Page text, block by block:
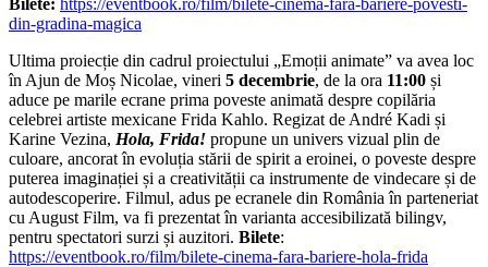
din-gradina-magica
Ultima proiecție din cadrul proiectului „Emoții animate” va avea loc
în Ajun de Moș Nicolae, vineri 5 decembrie, de la ora 11:00 și
aduce pe marile ecrane prima poveste animată despre copilăria
celebrei artiste mexicane Frida Kahlo. Regizat de André Kadi și
Karine Vezina, Hola, Frida! propune un univers vizual plin de
culoare, ancorat în evoluția stării de spirit a eroinei, o poveste despre
puterea imaginației și a creativității ca instrumente de vindecare și de
autodescoperire. Filmul, adus pe ecranele din România în parteneriat
cu August Film, va fi prezentat în varianta accesibilizată bilingv,
pentru spectatori surzi și auzitori. Bilete:
https://eventbook.ro/film/bilete-cinema-fara-bariere-hola-frida